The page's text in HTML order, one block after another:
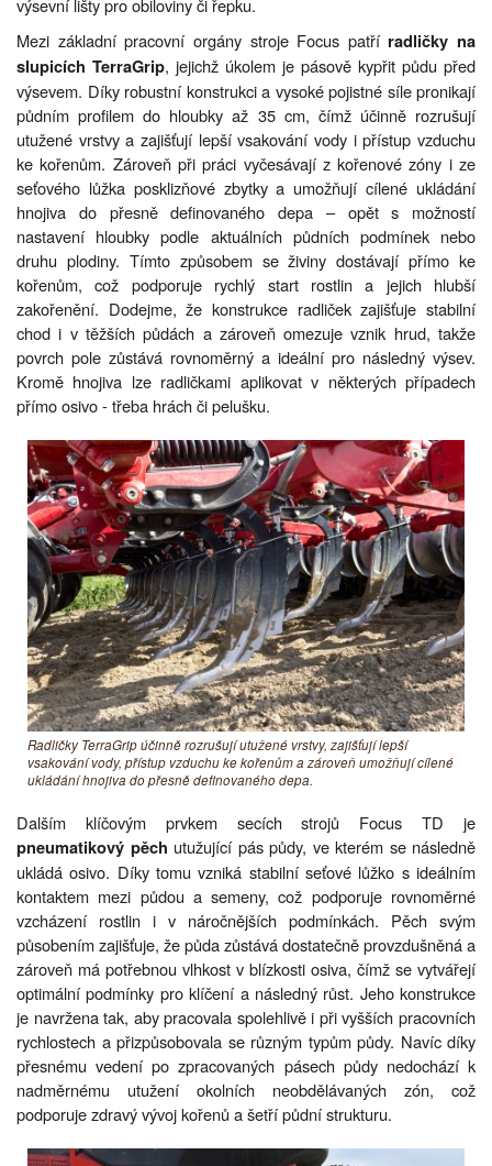
výsevní lišty pro obiloviny či řepku.
Mezi základní pracovní orgány stroje Focus patří radličky na
slupicích TerraGrip, jejichž úkolem je pásově kypřit půdu před
výsevem. Díky robustní konstrukci a vysoké pojistné síle pronikají
půdním profilem do hloubky až 35 cm, čímž účinně rozrušují
utužené vrstvy a zajišťují lepší vsakování vody i přístup vzduchu
ke kořenům. Zároveň při práci vyčesávají z kořenové zóny i ze
seťového lůžka posklizňové zbytky a umožňují cílené ukládání
hnojiva do přesně definovaného depa – opět s možností
nastavení hloubky podle aktuálních půdních podmínek nebo
druhu plodiny. Tímto způsobem se živiny dostávají přímo ke
kořenům, což podporuje rychlý start rostlin a jejich hlubší
zakořenění. Dodejme, že konstrukce radliček zajišťuje stabilní
chod i v těžších půdách a zároveň omezuje vznik hrud, takže
povrch pole zůstává rovnoměrný a ideální pro následný výsev.
Kromě hnojiva lze radličkami aplikovat v některých případech
přímo osivo - třeba hrách či pelušku.
Radličky TerraGrip účinně rozrušují utužené vrstvy, zajišťují lepší
vsakování vody, přístup vzduchu ke kořenům a zároveň umožňují cílené
ukládání hnojiva do přesně definovaného depa.
Dalším klíčovým prvkem secích strojů Focus TD je
pneumatikový pěch utužující pás půdy, ve kterém se následně
ukládá osivo. Díky tomu vzniká stabilní seťové lůžko s ideálním
kontaktem mezi půdou a semeny, což podporuje rovnoměrné
vzcházení rostlin i v náročnějších podmínkách. Pěch svým
působením zajišťuje, že půda zůstává dostatečně provzdušněná a
zároveň má potřebnou vlhkost v blízkosti osiva, čímž se vytvářejí
optimální podmínky pro klíčení a následný růst. Jeho konstrukce
je navržena tak, aby pracovala spolehlivě i při vyšších pracovních
rychlostech a přizpůsobovala se různým typům půdy. Navíc díky
přesnému vedení po zpracovaných pásech půdy nedochází k
nadměrnému utužení okolních neobdělávaných zón, což
podporuje zdravý vývoj kořenů a šetří půdní strukturu.